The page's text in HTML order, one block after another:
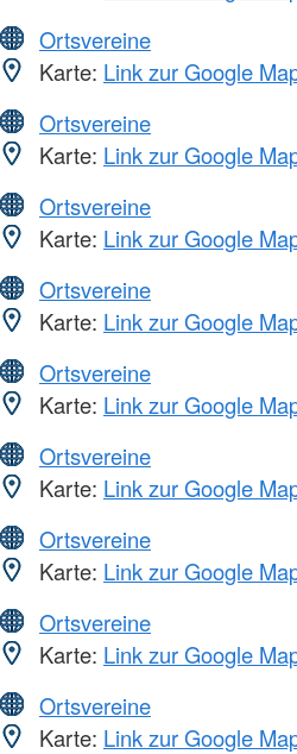
Ortsvereine
Karte: Link zur Google
Ortsvereine
Karte: Link zur Google
Ortsvereine
Karte: Link zur Google
Ortsvereine
Karte: Link zur Google
Ortsvereine
Karte: Link zur Google
Ortsvereine
Karte: Link zur Google
Ortsvereine
Karte: Link zur Google
Ortsvereine
Karte: Link zur Google
Ortsvereine
Karte: Link zur Google